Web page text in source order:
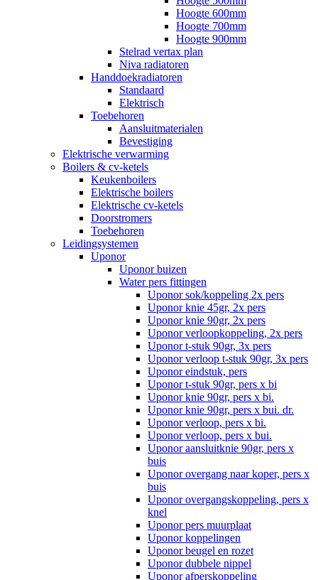
Hoogte 600mm
Hoogte 700mm
Hoogte 900mm
Stelrad vertax plan
Niva radiatoren
Handdoekradiatoren
Standaard
Elektrisch
Toebehoren
Aansluitmaterialen
Bevestiging
Elektrische verwarming
Boilers & cv-ketels
Keukenboilers
Elektrische boilers
Elektrische cv-ketels
Doorstromers
Toebehoren
Leidingsystemen
Uponor
Uponor buizen
Water pers fittingen
Uponor sok/koppeling 2x pers
Uponor knie 45gr, 2x pers
Uponor knie 90gr, 2x pers
Uponor verloopkoppeling, 2x pers
Uponor t-stuk 90gr, 3x pers
Uponor verloop t-stuk 90gr, 3x pers
Uponor eindstuk, pers
Uponor t-stuk 90gr, pers x bi
Uponor knie 90gr, pers x bi.
Uponor knie 90gr, pers x bui. dr.
Uponor verloop, pers x bi.
Uponor verloop, pers x bui.
Uponor aansluitknie 90gr, pers x
buis
Uponor overgang naar koper, pers x
buis
Uponor overgangskoppeling, pers x
knel
Uponor pers muurplaat
Uponor koppelingen
Uponor beugel en rozet
Uponor dubbele nippel
Uponor afperskoppeling